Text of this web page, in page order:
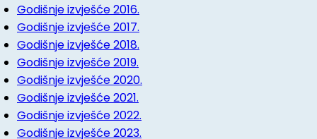
Godišnje izvješće 2016.
Godišnje izvješće 2017.
Godišnje izvješće 2018.
Godišnje izvješće 2019.
Godišnje izvješće 2020.
Godišnje izvješće 2021.
Godišnje izvješće 2022.
Godišnje izvješće 2023.